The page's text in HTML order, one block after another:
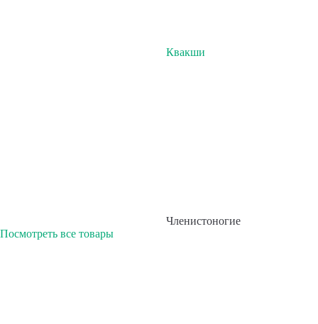
Квакши
Членистоногие
Посмотреть все товары